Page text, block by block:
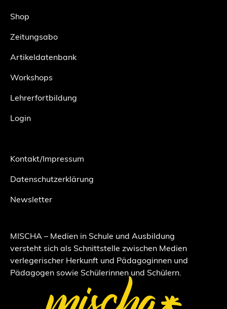
Shop
Zeitungsabo
Artikeldatenbank
Workshops
Lehrerfortbildung
Login
Kontakt/Impressum
Datenschutzerklärung
Newsletter
MISCHA – Medien in Schule und Ausbildung
versteht sich als Schnittstelle zwischen Medien
verlegerischer Herkunft und Pädagoginnen und
Pädagogen sowie Schülerinnen und Schülern.